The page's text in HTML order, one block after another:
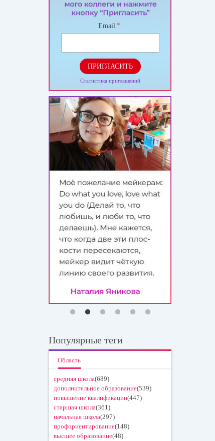
Email *
ПРИГЛАСИТЬ
Статистика приглашений
Популярные теги
Область
средняя школа(689)
дополнительное образование(539)
повышение квалификации(447)
старшая школа(361)
начальная школа(297)
профориентирование(148)
высшее образование(48)